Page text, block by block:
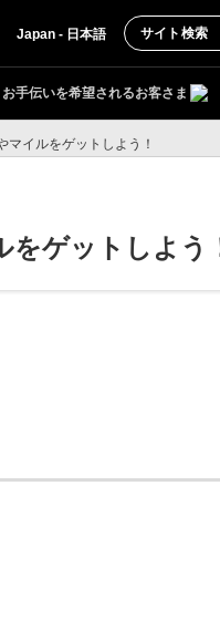
Japan - 日本語 サイト検索
お手伝いを希望されるお客さま
マイルをゲットしよう！
ゲットしよう